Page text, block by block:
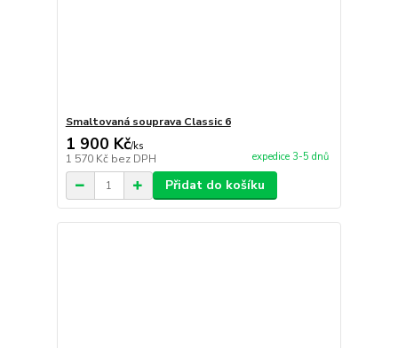
Smaltovaná souprava Classic 6
1 900 Kč/ks
1 570 Kč bez DPH expedice 3-5 dnů
Přidat do košíku